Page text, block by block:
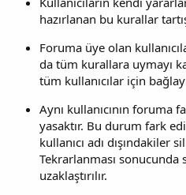
hazırlanan bu kurallar
Foruma üye olan
da tüm kurallara uymayı
tüm kullanıcılar için
Aynı kullanıcının foruma
yasaktır. Bu durum fark
kullanıcı adı dışındakiler
Tekrarlanması
uzaklaştırılır.